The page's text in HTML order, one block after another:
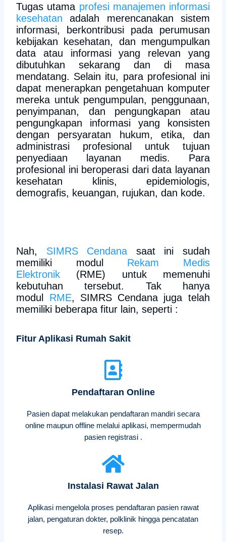
Tugas utama profesi manajemen informasi
kesehatan adalah merencanakan sistem
informasi, berkontribusi pada perumusan
kebijakan kesehatan, dan mengumpulkan
data atau informasi yang relevan yang
dibutuhkan sekarang dan di masa
mendatang. Selain itu, para profesional ini
dapat menerapkan pengetahuan komputer
mereka untuk pengumpulan, penggunaan,
penyimpanan, dan pengungkapan atau
pengungkapan informasi yang konsisten
dengan persyaratan hukum, etika, dan
administrasi profesional untuk tujuan
penyediaan layanan medis. Para
profesional ini beroperasi dari data layanan
kesehatan klinis, epidemiologis,
demografis, keuangan, rujukan, dan kode.
Nah, SIMRS Cendana saat ini sudah
memiliki modul Rekam Medis
Elektronik (RME) untuk memenuhi
kebutuhan tersebut. Tak hanya
modul RME, SIMRS Cendana juga telah
memiliki beberapa fitur lain, seperti :
Fitur Aplikasi Rumah Sakit
Pendaftaran Online
Pasien dapat melakukan pendaftaran mandiri secara
online maupun offline melalui aplikasi, mempermudah
pasien registrasi .
Instalasi Rawat Jalan
Aplikasi mengelola proses pendaftaran pasien rawat
jalan, pengaturan dokter, polklinik hingga pencatatan
resep.